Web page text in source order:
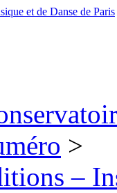
>
–